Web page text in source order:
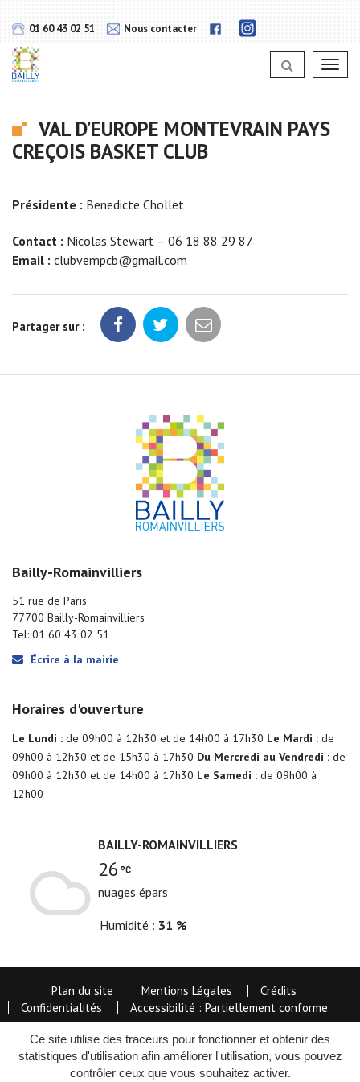
Ce site utilise des traceurs pour fonctionner et obtenir des
statistiques d'utilisation afin améliorer l'utilisation, vous pouvez
contrôler ceux que vous souhaitez activer.
01 60 43 02 51 Nous contacter
Lien
notra
Instagram
VAL D’EUROPE MONTEVRAIN PAYS
CREÇOIS BASKET CLUB
Présidente : Benedicte Chollet
Contact : Nicolas Stewart – 06 18 88 29 87
Email : clubvempcb@gmail.com
Partager sur :
Bailly-Romainvilliers
51 rue de Paris
77700 Bailly-Romainvilliers
Tel: 01 60 43 02 51
Écrire à la mairie
Horaires d'ouverture
Le Lundi : de 09h00 à 12h30 et de 14h00 à 17h30 Le Mardi : de
09h00 à 12h30 et de 15h30 à 17h30 Du Mercredi au Vendredi : de
09h00 à 12h30 et de 14h00 à 17h30 Le Samedi : de 09h00 à
12h00
BAILLY-ROMAINVILLIERS
26
nuages épars
Humidité 31 %
Plan du site Mentions Légales
Crédits
Confidentialités
Accessibilité : Partiellement conforme